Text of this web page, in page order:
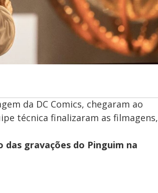
da DC Comics, chegaram ao
técnica finalizaram as filmagens,
gravações do Pinguim na